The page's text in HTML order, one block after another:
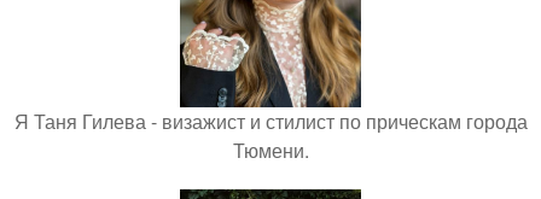
Я Таня Гилева - визажист и стилист по прическам города
Тюмени.